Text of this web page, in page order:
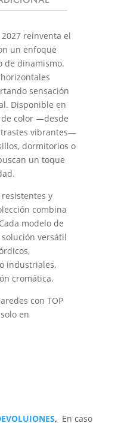
2027 reinventa el
un enfoque
de dinamismo.
sensación
Disponible en
color —desde
vibrantes—
dormitorios o
un toque
y
combina
modelo de
solución versátil
industriales,
cromática.
con TOP
en
, En caso